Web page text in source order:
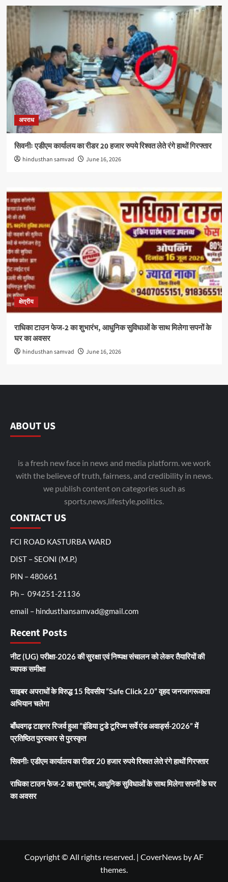
अपराध
सिवनीः एडीएम कार्यालय का रीडर 20 हजार रुपये रिश्वत लेते रंगे हाथों गिरफ्तार
hindusthan samvad June 16, 2026
क्षेत्रीय
राधिका टाउन फेज-2 का शुभारंभ, आधुनिक सुविधाओं के साथ मिलेगा सपनों के
घर का अवसर
hindusthan samvad June 16, 2026
ABOUT US
is a fresh new face in news and media platform. we work
with the believe of truth, fairness, and credibility in news.
we publish content on categories such as
sports,news,lifestyle,politics.
CONTACT US
FCI ROAD KASTURBA WARD
DIST – SEONI (M.P.)
PIN – 480661
Ph – 094251-21136
email – hindusthansamvad@gmail.com
Recent Posts
नीट (UG) परीक्षा-2026 की सुरक्षा एवं निष्पक्ष संचालन को लेकर तैयारियों की
व्यापक समीक्षा
साइबर अपराधों के विरुद्ध 15 दिवसीय “Safe Click 2.0” वृहद जनजागरूकता
अभियान चलेगा
बाँधवगढ़ टाइगर रिजर्व हुआ “इंडिया टुडे टूरिज्म सर्वे एंड अवार्ड्स-2026” में
प्रतिष्ठित पुरस्कार से पुरस्कृत
सिवनीः एडीएम कार्यालय का रीडर 20 हजार रुपये रिश्वत लेते रंगे हाथों गिरफ्तार
राधिका टाउन फेज-2 का शुभारंभ, आधुनिक सुविधाओं के साथ मिलेगा सपनों के घर
का अवसर
Copyright © All rights reserved. | CoverNews by AF
themes.